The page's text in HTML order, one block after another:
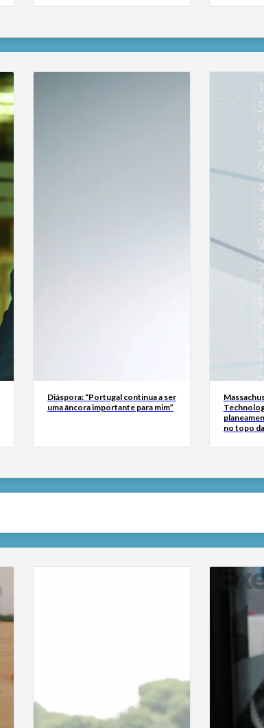
Diáspora: “Portugal continua a ser
uma âncora importante para mim”
no topo